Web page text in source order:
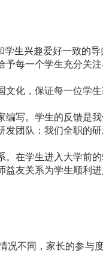
生兴趣爱好一致的
予每一个学生充分关
文化，保证每一位学
编写。学生的反馈是
发团队：我们全职的
在学生进入大学前的
益友关系为学生顺利
况不同，家长的参与